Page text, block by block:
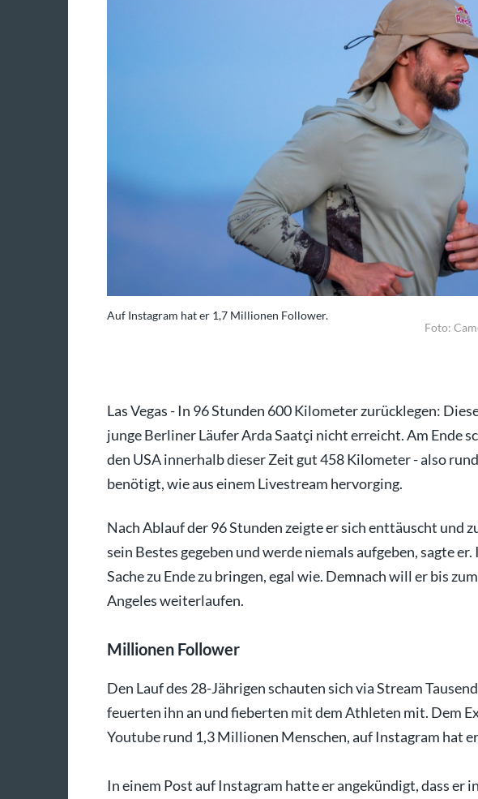
Auf Instagram hat er 1,7 Millionen Follower.
Foto:
Las Vegas - In 96 Stunden 600 Kilometer zurücklegen:
junge Berliner Läufer Arda Saatçi nicht erreicht. Am Ende
den USA innerhalb dieser Zeit gut 458 Kilometer - also
benötigt, wie aus einem Livestream hervorging.
Nach Ablauf der 96 Stunden zeigte er sich enttäuscht und
sein Bestes gegeben und werde niemals aufgeben, sagte
Sache zu Ende zu bringen, egal wie. Demnach will er bis
Angeles weiterlaufen.
Millionen Follower
Den Lauf des 28-Jährigen schauten sich via Stream
feuerten ihn an und fieberten mit dem Athleten mit. Dem
Youtube rund 1,3 Millionen Menschen, auf Instagram hat
In einem Post auf Instagram hatte er angekündigt, dass er